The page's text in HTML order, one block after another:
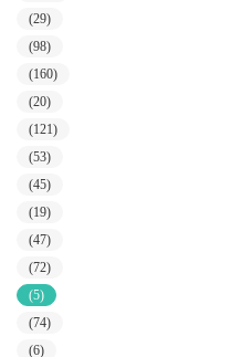
(29)
(98)
(160)
(20)
(121)
(53)
(45)
(19)
(47)
(72)
(5)
(74)
(6)